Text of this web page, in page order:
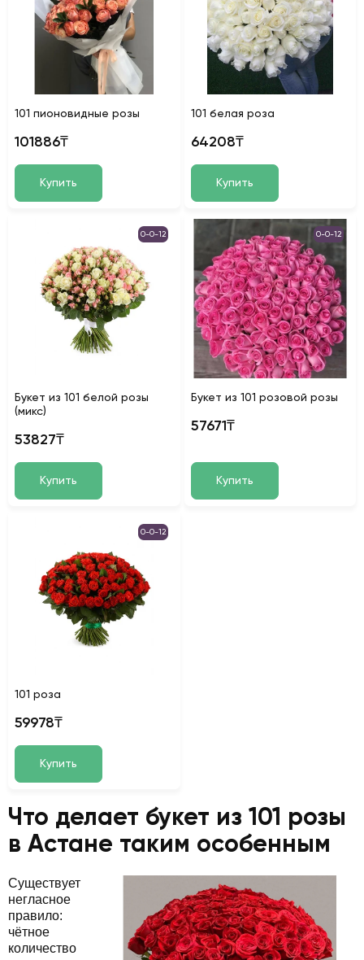
101 пионовидные розы
101886₸
Купить
101 белая роза
64208₸
Купить
0-0-12
Букет из 101 белой розы
(микс)
53827₸
Купить
0-0-12
Букет из 101 розовой розы
57671₸
Купить
0-0-12
101 роза
59978₸
Купить
Что делает букет из 101 розы
в Астане таким особенным
Существует
негласное
правило:
чётное
количество